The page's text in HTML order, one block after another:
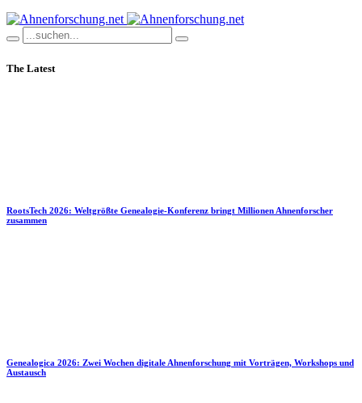
The Latest
RootsTech 2026: Weltgrößte Genealogie-Konferenz bringt Millionen Ahnenforscher
zusammen
Genealogica 2026: Zwei Wochen digitale Ahnenforschung mit Vorträgen, Workshops und
Austausch